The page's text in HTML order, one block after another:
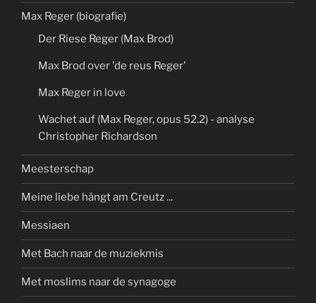
Max Reger (biografie)
Der Riese Reger (Max Brod)
Max Brod over 'de reus Reger'
Max Reger in love
Wachet auf (Max Reger, opus 52.2) - analyse
Christopher Richardson
Meesterschap
Meine liebe hängt am Creutz ...
Messiaen
Met Bach naar de muziekmis
Met moslims naar de synagoge